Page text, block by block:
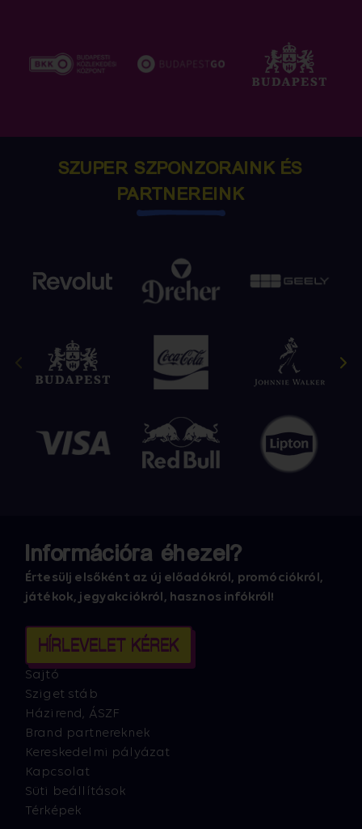
SZUPER SZPONZORAINK ÉS
PARTNEREINK
Információra éhezel?
Értesülj elsőként az új előadókról, promóciókról,
játékok, jegyakciókról, hasznos infókról!
HÍRLEVELET KÉREK
Sajtó
Sziget stáb
Házirend, ÁSZF
Brand partnereknek
Kereskedelmi pályázat
Kapcsolat
Süti beállítások
Térképek